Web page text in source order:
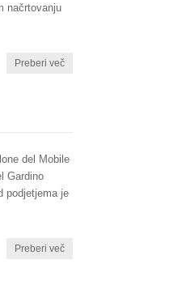
načrtovanju
Preberi več
del Mobile
Gardino
podjetjema je
Preberi več